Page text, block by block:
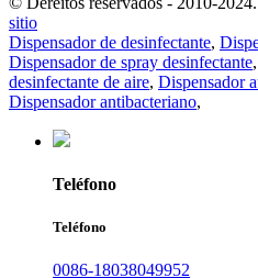
sitio
Dispensador de desinfectante,
Dispensador de spray desinfectante,
desinfectante de aire, Dispensador
Dispensador antibacteriano,
Teléfono
Teléfono
0086-18038049952